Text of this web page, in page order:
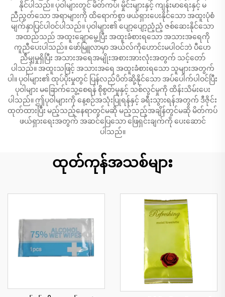
နိုင်ပါသည်။ ပုဝါများတွင် မိတ်ကပ်၊ မှိုင်းများနှင့် ကျန်းမာရေးနှင့် မ
ညီညွတ်သော အရာများကို ထိရောက်စွာ ဖယ်ရှားပေးနိုင်သော အထူးပုံစံ
မျက်နှာပြင်ပါဝင်ပါသည်။ ပုဝါများ၏ ပျော့ပျော့ညံ့ညံ့ ဇစ်ဆေးနိုင်သော
အထည်သည် အထူးချောမွေ့ပြီး အထူးခံစားရသော အသားအရေကို
ကူညီပေးပါသည်။ ဖော်မြူလာမှာ အယ်လ်ကိုဟောင်းမပါဝင်ဘဲ ပီဟေ
ညီမျှမှုရှိပြီး အသားအရေအမျိုးအစားအားလုံးအတွက် သင့်တော်
ပါသည်။ အထူးသဖြင့် အသားအရေ အထူးခံစားရသော သူများအတွက်
ပါ။ ပုဝါများ၏ ထုပ်ပိုးမှုတွင် ပြန်လည်ပိတ်ဆို့နိုင်သော အပ်ပေါက်ပါဝင်ပြီး
ပုဝါများ မခြောက်သွေ့စေရန် စိုစွတ်မှုနှင့် သစ်လွင်မှုကို ထိန်းသိမ်းပေး
ပါသည်။ ဤပုဝါများကို နေ့စဉ်အသုံးပြုရန်နှင့် ခရီးသွားရန်အတွက် ဒီဇိုင်း
ထုတ်ထားပြီး မည့်သည့်နေရာတွင်မဆို မည့်သည့်အချိန်တွင်မဆို မိတ်ကပ်
ဖယ်ရှားရေးအတွက် အဆင်ပြေသော ဖြေရှင်းချက်ကို ပေးဆောင်
ပါသည်။
ထုတ်ကုန်အသစ်များ